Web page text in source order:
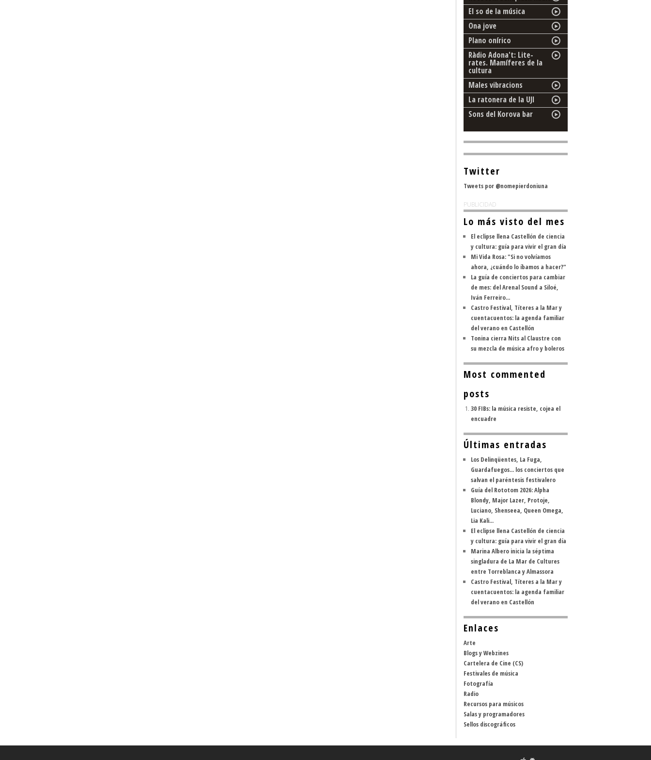
El so de la música
Ona jove
Plano onírico
Ràdio Adona't: Lite-
rates. Mamíferes de la
cultura
Males vibracions
La ratonera de la UJI
Sons del Korova bar
Twitter
Tweets por @nomepierdoniuna
PUBLICIDAD
Lo más visto del mes
El eclipse llena Castellón de ciencia
y cultura: guía para vivir el gran día
Mi Vida Rosa: "Si no volvíamos
ahora, ¿cuándo lo íbamos a hacer?"
La guía de conciertos para cambiar
de mes: del Arenal Sound a Siloé,
Iván Ferreiro...
Castro Festival, Títeres a la Mar y
cuentacuentos: la agenda familiar
del verano en Castellón
Tonina cierra Nits al Claustre con
su mezcla de música afro y boleros
Most commented
posts
30 FIBs: la música resiste, cojea el
encuadre
Últimas entradas
Los Delinqüentes, La Fuga,
Guardafuegos... los conciertos que
salvan el paréntesis festivalero
Guía del Rototom 2026: Alpha
Blondy, Major Lazer, Protoje,
Luciano, Shenseea, Queen Omega,
Lia Kali...
El eclipse llena Castellón de ciencia
y cultura: guía para vivir el gran día
Marina Albero inicia la séptima
singladura de La Mar de Cultures
entre Torreblanca y Almassora
Castro Festival, Títeres a la Mar y
cuentacuentos: la agenda familiar
del verano en Castellón
Enlaces
Arte
Blogs y Webzines
Cartelera de Cine (CS)
Festivales de música
Fotografía
Radio
Recursos para músicos
Salas y programadores
Sellos discográficos